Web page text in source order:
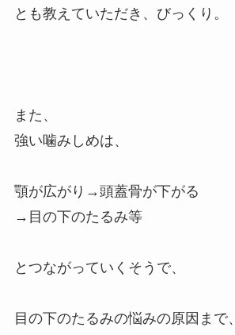
とも教えていただき、びっくり。
また、
強い噛みしめは、
顎が広がり→頭蓋骨が下がる
→目の下のたるみ等
とつながっていくそうで、
目の下のたるみの悩みの原因まで、